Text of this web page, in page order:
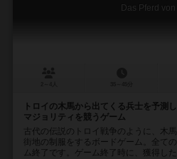
Das Pferd
トロイの木馬から出てくる兵士を予測
マジョリティを競うゲーム
古代の伝説のトロイ戦争のように、木
街地の制服をするボードゲーム。全て
ム終了です。ゲーム終了時に、獲得し